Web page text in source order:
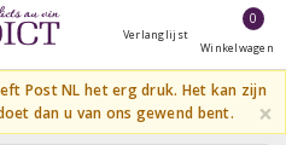
Verlanglijst
0
Winkelwagen
Post NL het erg druk. Het kan zijn
dan u van ons gewend bent.
×